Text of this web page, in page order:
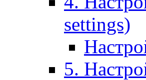
settings)
5.